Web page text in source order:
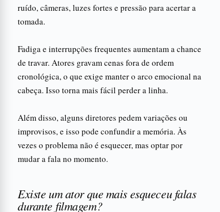
ruído, câmeras, luzes fortes e pressão para acertar a
tomada.
Fadiga e interrupções frequentes aumentam a chance
de travar. Atores gravam cenas fora de ordem
cronológica, o que exige manter o arco emocional na
cabeça. Isso torna mais fácil perder a linha.
Além disso, alguns diretores pedem variações ou
improvisos, e isso pode confundir a memória. Às
vezes o problema não é esquecer, mas optar por
mudar a fala no momento.
Existe um ator que mais esqueceu falas
durante filmagem?